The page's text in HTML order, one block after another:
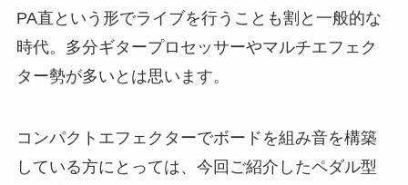
PA直という形でライブを行うことも割と一般的な
時代。多分ギタープロセッサーやマルチエフェク
ター勢が多いとは思います。
コンパクトエフェクターでボードを組み音を構築
している方にとっては、今回ご紹介したペダル型